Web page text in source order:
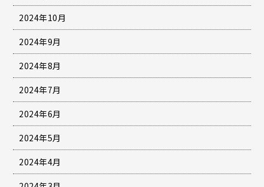
2024年10月
2024年9月
2024年8月
2024年7月
2024年6月
2024年5月
2024年4月